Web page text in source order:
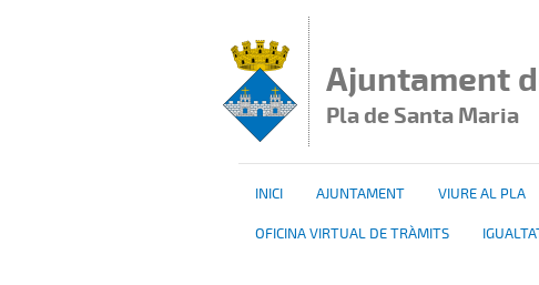
Ajuntament
Pla de Santa Maria
INICI AJUNTAMENT VIURE AL PLA
OFICINA VIRTUAL DE TRÀMITS